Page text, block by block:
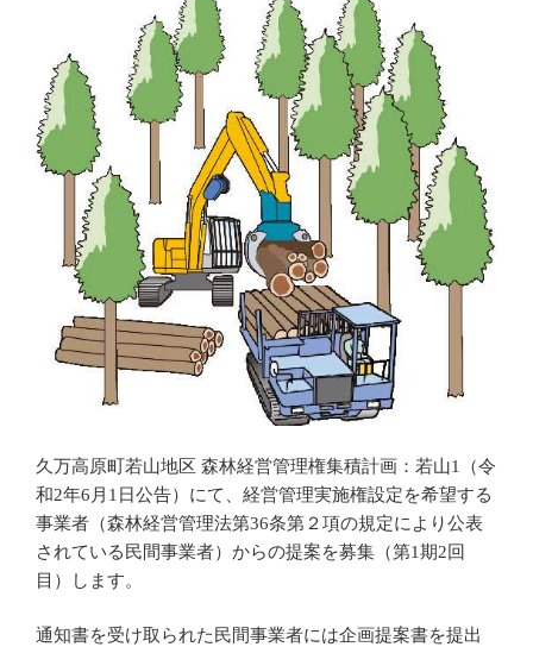
久万高原町若山地区 森林経営管理権集積計画：若山1（令
和2年6月1日公告）にて、経営管理実施権設定を希望する
事業者（森林経営管理法第36条第２項の規定により公表
されている民間事業者）からの提案を募集（第1期2回
目）します。
通知書を受け取られた民間事業者には企画提案書を提出